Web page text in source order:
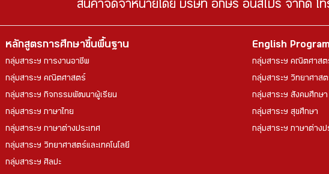
สินค้าจัดจำหน่ายโดย บริษัท อักษร อินสไปร์ จำกัด โ
หลักสูตรการศึกษาขึ้นพื้นฐาน
กลุ่มสาระฯ การงานอาชีพ
กลุ่มสาระฯ คณิตศาสตร์
กลุ่มสาระฯ กิจกรรมพัฒนาผู้เรียน
กลุ่มสาระฯ ภาษาไทย
กลุ่มสาระฯ ภาษาต่างประเทศ
กลุ่มสาระฯ วิทยาศาสตร์และเทคโนโลยี
กลุ่มสาระฯ ศิลปะ
English
กลุ่มสาระฯ คณิตศาสต
กลุ่มสาระฯ วิทยาศาสต
กลุ่มสาระฯ สังคมศึกษา
กลุ่มสาระฯ สุขศึกษา
กลุ่มสาระฯ ภาษาต่างป